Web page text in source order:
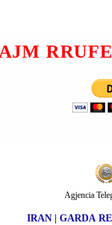
RRUFE
IRAN | GARDA
Agjencia